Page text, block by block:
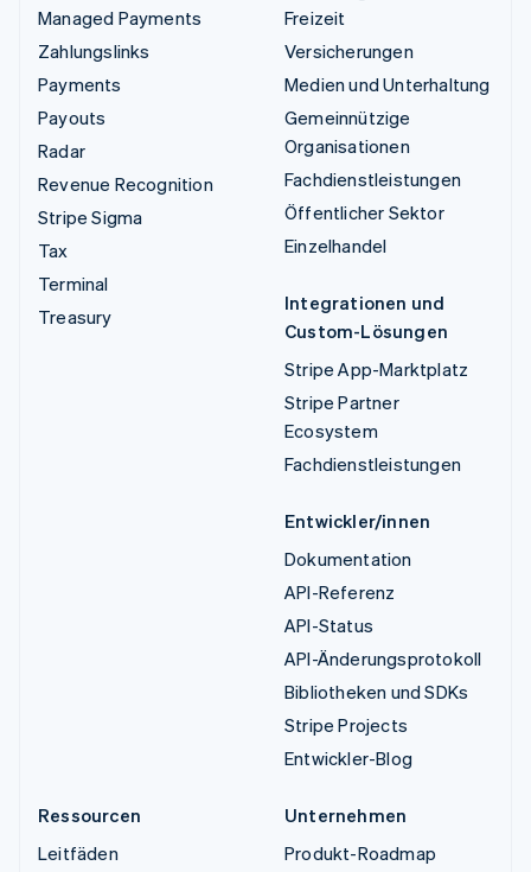
Managed Payments
Zahlungslinks
Payments
Payouts
Radar
Revenue Recognition
Stripe Sigma
Tax
Terminal
Treasury
Freizeit
Versicherungen
Medien und Unterhaltung
Gemeinnützige
Organisationen
Fachdienstleistungen
Öffentlicher Sektor
Einzelhandel
Integrationen und
Custom-Lösungen
Stripe App-Marktplatz
Stripe Partner
Ecosystem
Fachdienstleistungen
Entwickler/innen
Dokumentation
API-Referenz
API-Status
API-Änderungsprotokoll
Bibliotheken und SDKs
Stripe Projects
Entwickler-Blog
Ressourcen
Leitfäden
Unternehmen
Produkt-Roadmap